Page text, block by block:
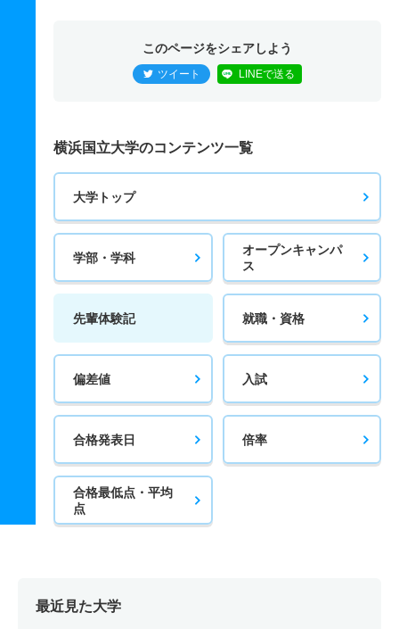
このページをシェアしよう
ツイート LINEで送る
横浜国立大学のコンテンツ一覧
大学トップ
学部・学科
オープンキャンパ
ス
先輩体験記 就職・資格
偏差値 入試
合格発表日 倍率
合格最低点・平均
点
最近見た大学